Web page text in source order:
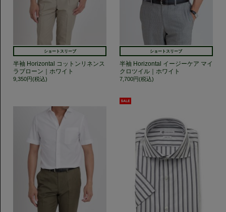
ショートスリーブ
半袖 Horizontal コットンリネンス
ラブローン｜ホワイト
9,350円(税込)
ショートスリーブ
半袖 Horizontal イージーケア マイ
クロツイル｜ホワイト
7,700円(税込)